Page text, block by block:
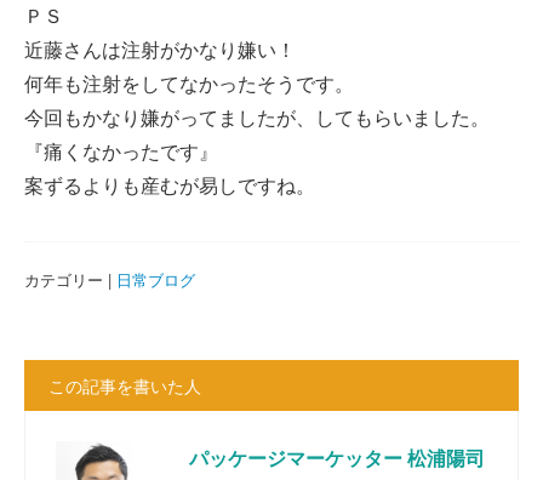
ＰＳ
近藤さんは注射がかなり嫌い！
何年も注射をしてなかったそうです。
今回もかなり嫌がってましたが、してもらいました。
『痛くなかったです』
案ずるよりも産むが易しですね。
カテゴリー | 日常ブログ
この記事を書いた人
パッケージマーケッター 松浦陽司